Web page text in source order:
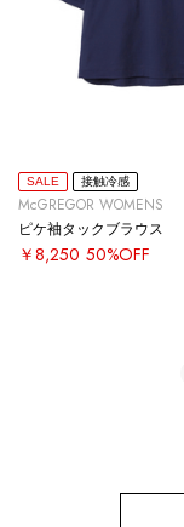
SALE 接触冷感
McGREGOR WOMENS
ピケ袖タックブラウス
￥8,250 50%OFF